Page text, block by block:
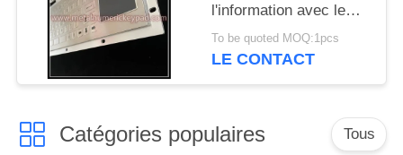
l'information avec le
Touchpad imperméable
To be quoted MOQ:1pcs
LE CONTACT
Catégories populaires Tous